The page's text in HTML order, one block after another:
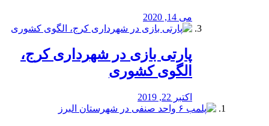
می 14, 2020
پارتی بازی در شهرداری کرج،
الگوی کشوری
اکتبر 22, 2019